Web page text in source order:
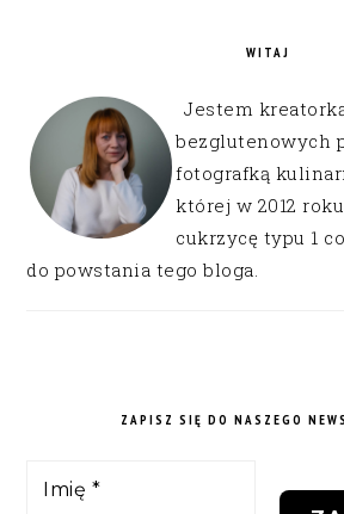
WITAJ
Jestem
bezglutenowych
fotografką
której w 2012
cukrzycę typu 1
do powstania tego bloga.
ZAPISZ SIĘ DO NASZEGO